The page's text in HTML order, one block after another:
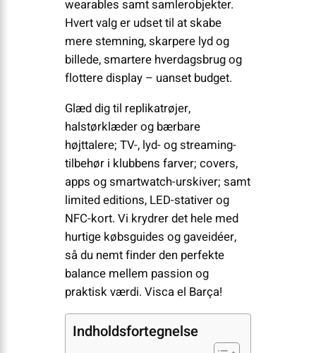
wearables samt samlerobjekter.
Hvert valg er udset til at skabe
mere stemning, skarpere lyd og
billede, smartere hverdagsbrug og
flottere display – uanset budget.
Glæd dig til replikatrøjer,
halstørklæder og bærbare
højttalere; TV-, lyd- og streaming-
tilbehør i klubbens farver; covers,
apps og smartwatch-urskiver; samt
limited editions, LED-stativer og
NFC-kort. Vi krydrer det hele med
hurtige købsguides og gaveidéer,
så du nemt finder den perfekte
balance mellem passion og
praktisk værdi. Visca el Barça!
Indholdsfortegnelse